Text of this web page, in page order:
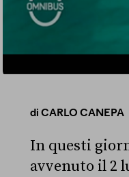
diCARLO CANEPA
In questi
avvenuto il 2